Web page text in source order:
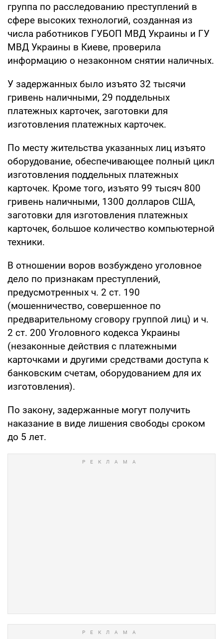
группа по расследованию преступлений в
сфере высоких технологий, созданная из
числа работников ГУБОП МВД Украины и ГУ
МВД Украины в Киеве, проверила
информацию о незаконном снятии наличных.
У задержанных было изъято 32 тысячи
гривень наличными, 29 поддельных
платежных карточек, заготовки для
изготовления платежных карточек.
По месту жительства указанных лиц изъято
оборудование, обеспечивающее полный цикл
изготовления поддельных платежных
карточек. Кроме того, изъято 99 тысяч 800
гривень наличными, 1300 долларов США,
заготовки для изготовления платежных
карточек, большое количество компьютерной
техники.
В отношении воров возбуждено уголовное
дело по признакам преступлений,
предусмотренных ч. 2 ст. 190
(мошенничество, совершенное по
предварительному сговору группой лиц) и ч.
2 ст. 200 Уголовного кодекса Украины
(незаконные действия с платежными
карточками и другими средствами доступа к
банковским счетам, оборудованием для их
изготовления).
По закону, задержанные могут получить
наказание в виде лишения свободы сроком
до 5 лет.